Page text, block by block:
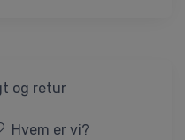
og retur
Hvem er vi?